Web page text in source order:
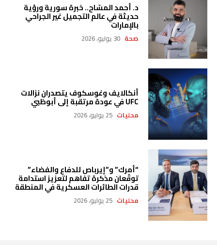
د. أحمد المسّاح.. خبرة سورية ورؤية
حديثة في عالم التجميل غير الجراحي
بالإمارات
صحة 30 يوليو، 2026
أنكالايف وغوسكوف يتصدران نزالات
UFC في عودة مرتقبة إلى أبوظبي
محليات 25 يوليو، 2026
“أمرك” و”إيرباص للدفاع والفضاء”
توقّعان مذكرة تفاهم لتعزيز استدامة
قدرات الطائرات العسكرية في المنطقة
محليات 25 يوليو، 2026